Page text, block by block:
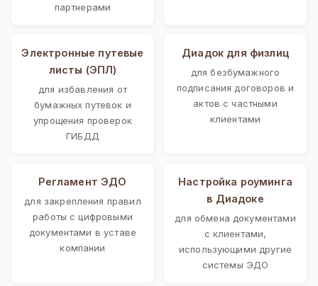
партнерами
Электронные путевые
листы (ЭПЛ)
для избавления от
бумажных путевок и
упрощения проверок
ГИБДД
Диадок для физлиц
для безбумажного
подписания договоров и
актов с частными
клиентами
Регламент ЭДО
для закрепления правил
работы с цифровыми
документами в уставе
компании
Настройка роуминга
в Диадоке
для обмена документами
с клиентами,
использующими другие
системы ЭДО